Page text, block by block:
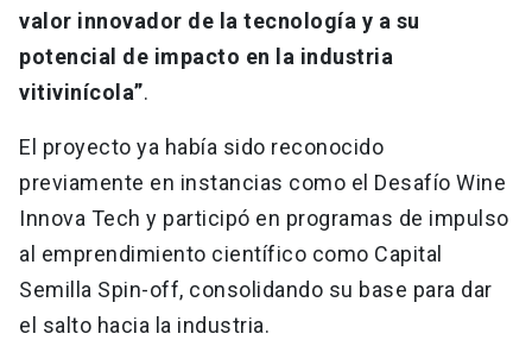
valor innovador de la tecnología y a su
potencial de impacto en la industria
vitivinícola”.
El proyecto ya había sido reconocido
previamente en instancias como el Desafío Wine
Innova Tech y participó en programas de impulso
al emprendimiento científico como Capital
Semilla Spin-off, consolidando su base para dar
el salto hacia la industria.